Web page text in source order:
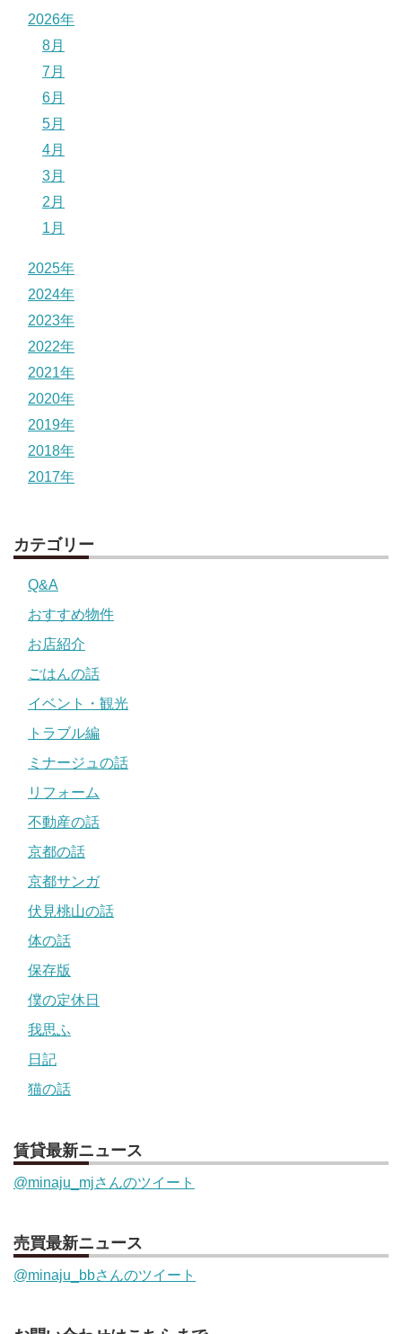
2026年
8月
7月
6月
5月
4月
3月
2月
1月
2025年
2024年
2023年
2022年
2021年
2020年
2019年
2018年
2017年
カテゴリー
Q&A
おすすめ物件
お店紹介
ごはんの話
イベント・観光
トラブル編
ミナージュの話
リフォーム
不動産の話
京都の話
京都サンガ
伏見桃山の話
体の話
保存版
僕の定休日
我思ふ
日記
猫の話
賃貸最新ニュース
@minaju_mjさんのツイート
売買最新ニュース
@minaju_bbさんのツイート